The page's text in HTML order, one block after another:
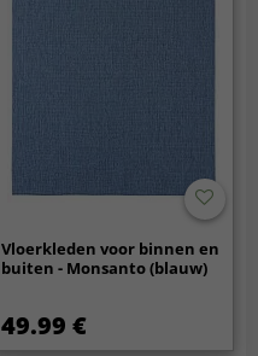
Vloerkleden voor binnen en
buiten - Monsanto (blauw)
49.99 €